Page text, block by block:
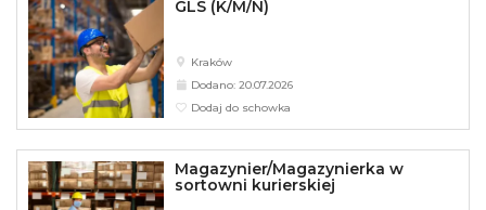
GLS (K/M/N)
Kraków
Dodano: 20.07.2026
Dodaj do schowka
Magazynier/Magazynierka w
sortowni kurierskiej